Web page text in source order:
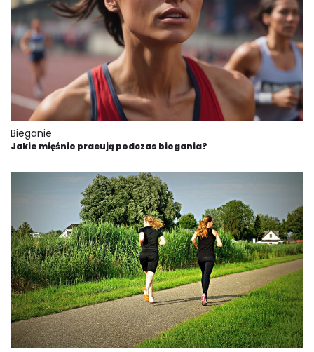
Bieganie
Jakie mięśnie pracują podczas biegania?